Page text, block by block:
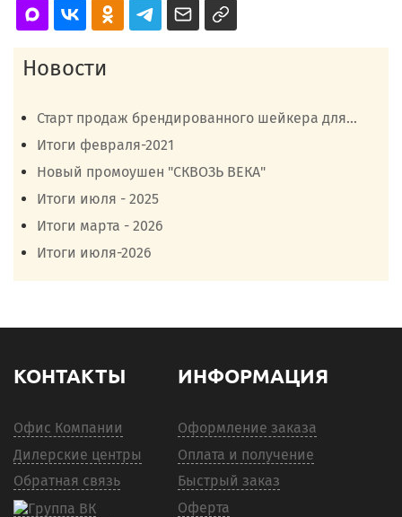
Новости
Старт продаж брендированного шейкера для...
Итоги февраля-2021
Новый промоушен "СКВОЗЬ ВЕКА"
Итоги июля - 2025
Итоги марта - 2026
Итоги июля-2026
КОНТАКТЫ
Офис Компании
Дилерские центры
Обратная связь
ИНФОРМАЦИЯ
Оформление заказа
Оплата и получение
Быстрый заказ
Оферта